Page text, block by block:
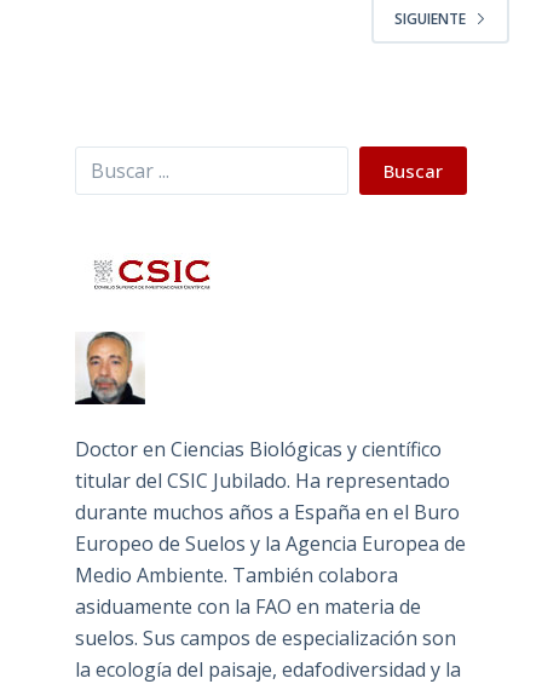
SIGUIENTE
Buscar Buscar
Doctor en Ciencias Biológicas y científico
titular del CSIC Jubilado. Ha representado
durante muchos años a España en el Buro
Europeo de Suelos y la Agencia Europea de
Medio Ambiente. También colabora
asiduamente con la FAO en materia de
suelos. Sus campos de especialización son
la ecología del paisaje, edafodiversidad y la